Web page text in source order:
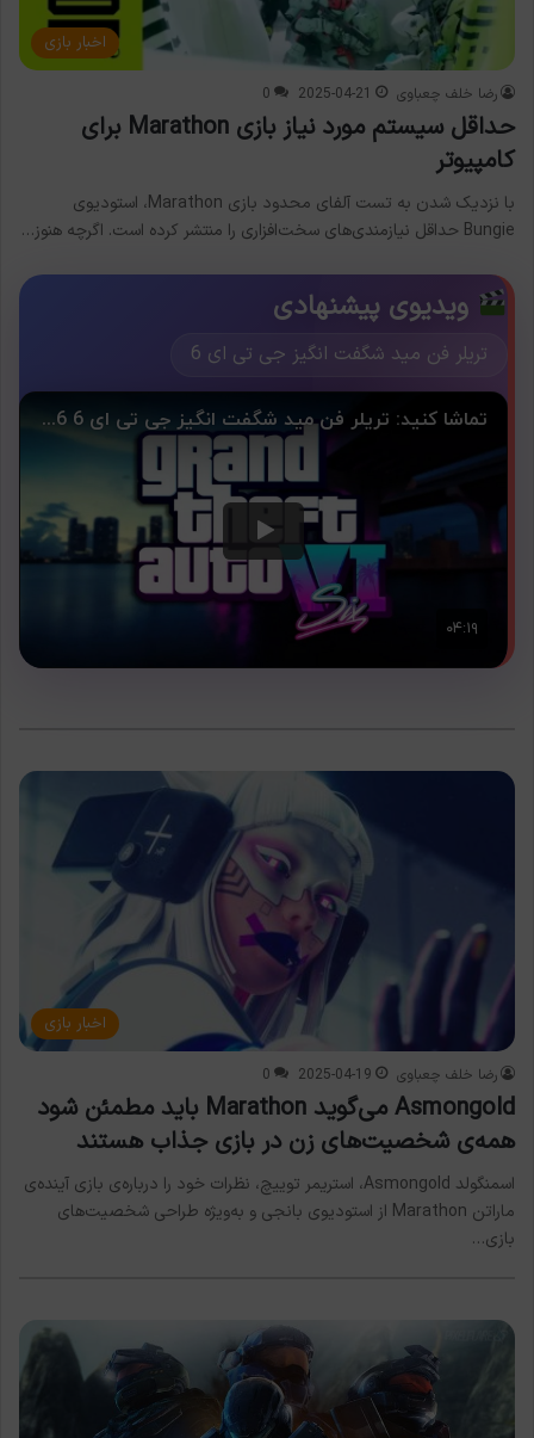
اخبار بازی
رضا خلف چعباوی 2025-04-21
0
حداقل سیستم مورد نیاز بازی Marathon برای
کامپیوتر
با نزدیک شدن به تست آلفای محدود بازی Marathon، استودیوی
Bungie حداقل نیازمندی‌های سخت‌افزاری را منتشر کرده است. اگرچه هنوز…
ویدیوی پیشنهادی
تریلر فن مید شگفت انگیز جی تی ای 6
اخبار بازی
رضا خلف چعباوی 2025-04-19
0
Asmongold می‌گوید Marathon باید مطمئن شود
همه‌ی شخصیت‌های زن در بازی جذاب هستند
اسمنگولد Asmongold، استریمر توییچ، نظرات خود را درباره‌ی بازی آینده‌ی
ماراتن Marathon از استودیوی بانجی و به‌ویژه طراحی شخصیت‌های
بازی…